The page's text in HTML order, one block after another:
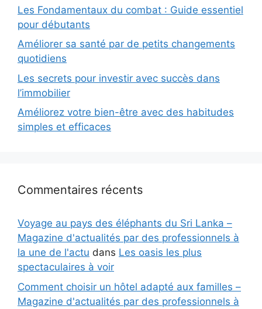
Les Fondamentaux du combat : Guide essentiel
pour débutants
Améliorer sa santé par de petits changements
quotidiens
Les secrets pour investir avec succès dans
l’immobilier
Améliorez votre bien-être avec des habitudes
simples et efficaces
Commentaires récents
Voyage au pays des éléphants du Sri Lanka –
Magazine d'actualités par des professionnels à
la une de l'actu dans Les oasis les plus
spectaculaires à voir
Comment choisir un hôtel adapté aux familles –
Magazine d'actualités par des professionnels à